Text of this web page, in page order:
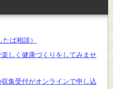
ば相談）
楽しく健康づくりをしてみませ
集受付がオンラインで申し込